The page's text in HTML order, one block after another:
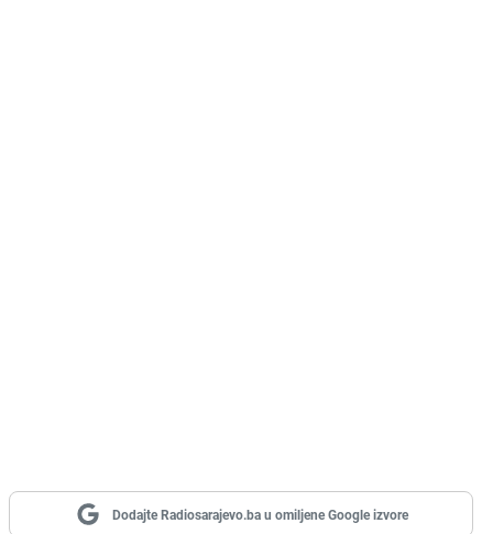
Dodajte Radiosarajevo.ba u omiljene Google izvore